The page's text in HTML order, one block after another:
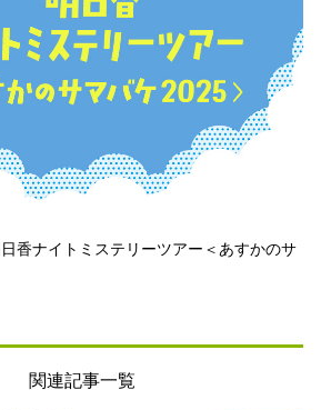
香ナイトミステリーツアー＜あすかのサ
関連記事一覧